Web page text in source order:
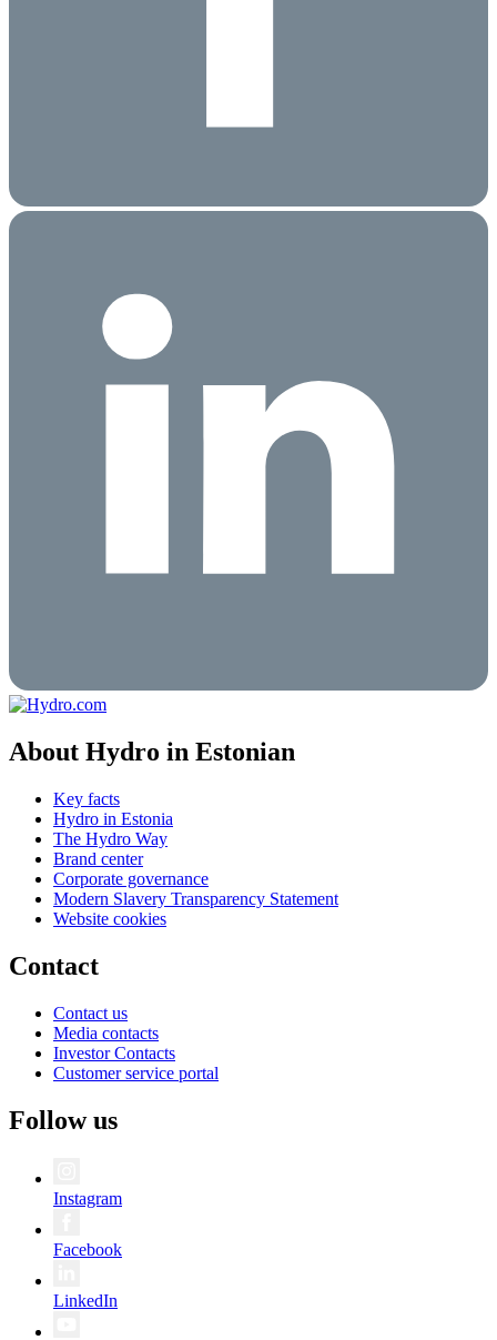
About Hydro in Estonian
Key facts
Hydro in Estonia
The Hydro Way
Brand center
Corporate governance
Modern Slavery Transparency Statement
Website cookies
Contact
Contact us
Media contacts
Investor Contacts
Customer service portal
Follow us
Instagram
Facebook
LinkedIn